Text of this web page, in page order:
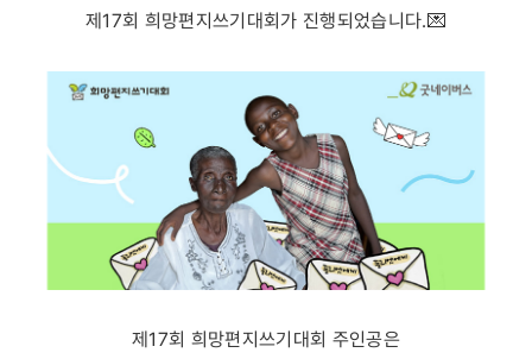
제17회 희망편지쓰기대회가 진행되었습니다.💌
제17회 희망편지쓰기대회 주인공은